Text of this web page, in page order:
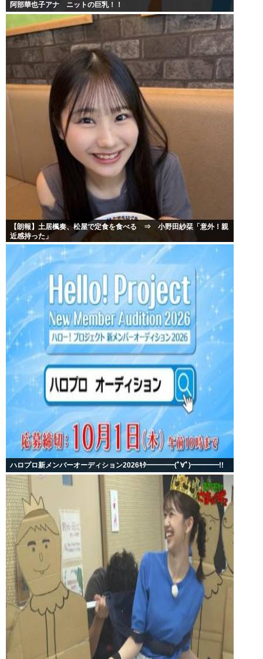
阿部華也子アナ ニットの巨乳！！
【朗報】土居楓奏、松屋で定食を食べる ⇒ 小野田紗栞「意外！親
近感持った」
ハロプロ新メンバーオーディション2026ｷﾀ━━━━(ﾟ∀ﾟ)━━━━!!